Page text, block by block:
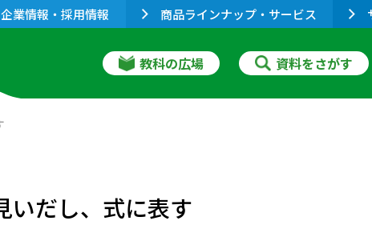
企業情報・採用情報 商品ラインナップ・サービス
教科の広場 資料をさがす
いだし、式に表す